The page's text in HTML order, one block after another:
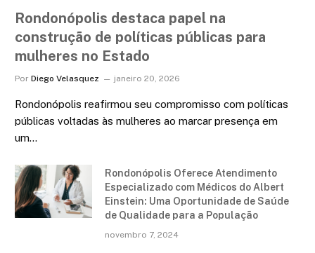
Rondonópolis destaca papel na
construção de políticas públicas para
mulheres no Estado
Por Diego Velasquez janeiro 20, 2026
Rondonópolis reafirmou seu compromisso com políticas
públicas voltadas às mulheres ao marcar presença em
um…
Rondonópolis Oferece Atendimento
Especializado com Médicos do Albert
Einstein: Uma Oportunidade de Saúde
de Qualidade para a População
novembro 7, 2024